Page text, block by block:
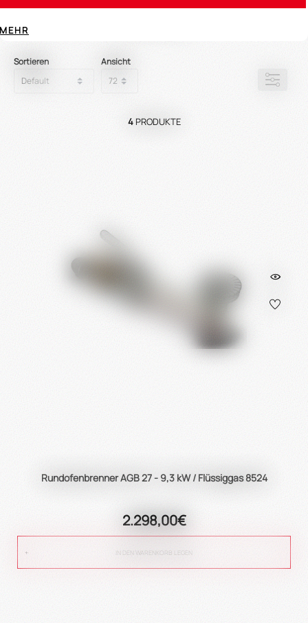
Sortieren Ansicht
4PRODUKTE
Rundofenbrenner AGB 27 - 9,3 kW / Flüssiggas 8524
2.298,00€
IN DEN WARENKORB LEGEN
MEHR